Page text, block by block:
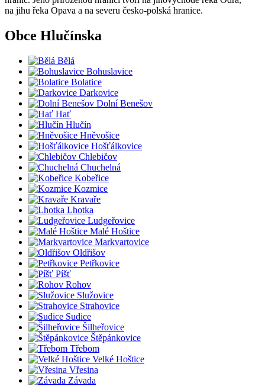
na jihu řeka Opava a na severu česko-polská hranice.
Obce Hlučínska
Bělá
Bohuslavice
Bolatice
Darkovice
Dolní Benešov
Hať
Hlučín
Hněvošice
Hošťálkovice
Chlebičov
Chuchelná
Kobeřice
Kozmice
Kravaře
Lhotka
Ludgeřovice
Malé Hoštice
Markvartovice
Oldřišov
Petřkovice
Píšť
Rohov
Služovice
Strahovice
Sudice
Šilheřovice
Štěpánkovice
Třebom
Velké Hoštice
Vřesina
Závada